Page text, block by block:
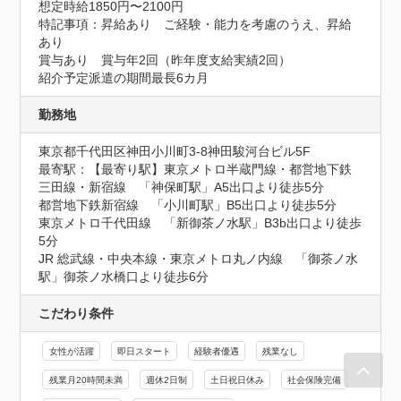
想定時給1850円〜2100円
特記事項：昇給あり　ご経験・能力を考慮のうえ、昇給
あり
賞与あり　賞与年2回（昨年度支給実績2回）
紹介予定派遣の期間最長6カ月
勤務地
東京都千代田区神田小川町3-8神田駿河台ビル5F
最寄駅：【最寄り駅】東京メトロ半蔵門線・都営地下鉄
三田線・新宿線　「神保町駅」A5出口より徒歩5分
都営地下鉄新宿線　「小川町駅」B5出口より徒歩5分
東京メトロ千代田線　「新御茶ノ水駅」B3b出口より徒歩
5分
JR 総武線・中央本線・東京メトロ丸ノ内線　「御茶ノ水
駅」御茶ノ水橋口より徒歩6分
こだわり条件
女性が活躍 即日スタート 経験者優遇 残業なし
残業月20時間未満 週休2日制 土日祝日休み 社会保険完備